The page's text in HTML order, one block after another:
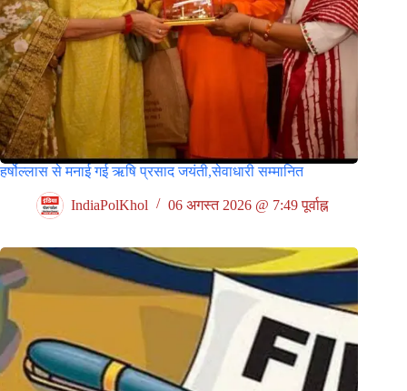
हर्षोल्लास से मनाई गई ऋषि प्रसाद जयंती,सेवाधारी सम्मानित
IndiaPolKhol 06 अगस्त 2026 @ 7:49 पूर्वाह्न